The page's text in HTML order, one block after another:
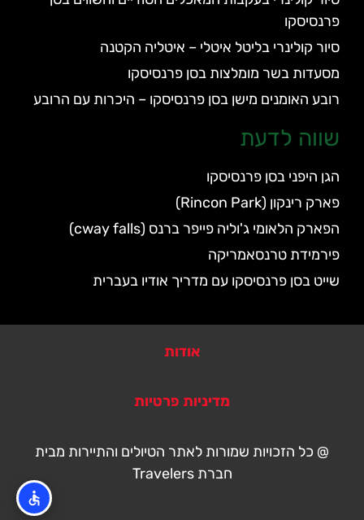
פרנסיסקו
סיור קולינרי בליטל איטלי – איטליה הקטנה
מסעדות בשר מומלצות בסן פרנסיסקו
רובע האומנים מישן בסן פרנסיסקו – היכרות עם הרובע
שווה לדעת
הגן היפני בסן פרנסיסקו
פארק רינקון (Rincon Park)
הפארק הלאומי ג'וליה פייפר ברנס (cway falls)
פירמידת טרנסאמריקה
שייט בסן פרנסיסקו עם מדריך אודיו בעברית
אודות
מדיניות פרטיות
@ כל הזכויות שמורות לאתר הטיולים והתיירות מבית
חברת Travelers